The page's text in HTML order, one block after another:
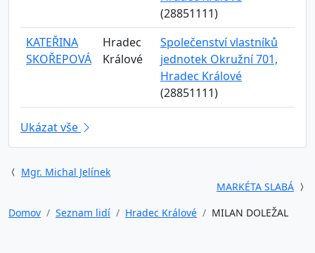
(28851111)
KATEŘINA
SKOŘEPOVÁ
Hradec
Králové
Společenství vlastníků
jednotek Okružní 701,
Hradec Králové
(28851111)
Ukázat vše
Mgr. Michal Jelínek
MARKÉTA SLABÁ
Domov
Seznam lidí Hradec Králové MILAN DOLEŽAL